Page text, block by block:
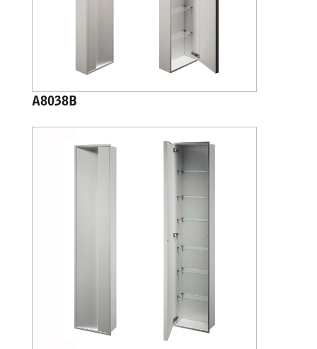
A8038B